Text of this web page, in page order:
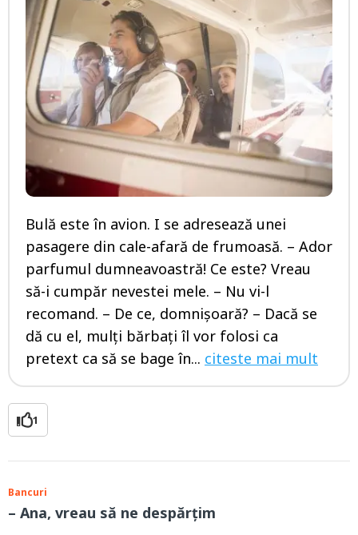
Bulă este în avion. I se adresează unei
pasagere din cale-afară de frumoasă. – Ador
parfumul dumneavoastră! Ce este? Vreau
să-i cumpăr nevestei mele. – Nu vi-l
recomand. – De ce, domnișoară? – Dacă se
dă cu el, mulți bărbați îl vor folosi ca
pretext ca să se bage în... citeste mai mult
1
Bancuri
– Ana, vreau să ne despărțim